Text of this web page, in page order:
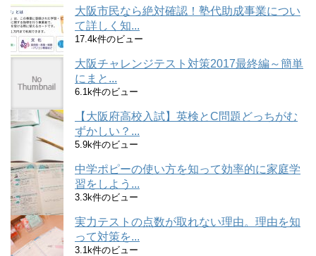
大阪市民なら絶対確認！塾代助成事業につい
て詳しく知...
17.4k件のビュー
大阪チャレンジテスト対策2017最終編～簡単
にまと...
6.1k件のビュー
【大阪府高校入試】英検とC問題どっちがむ
ずかしい？...
5.9k件のビュー
中学ポピーの使い方を知って効率的に家庭学
習をしよう...
3.3k件のビュー
実力テストの点数が取れない理由。理由を知
って対策を...
3.1k件のビュー